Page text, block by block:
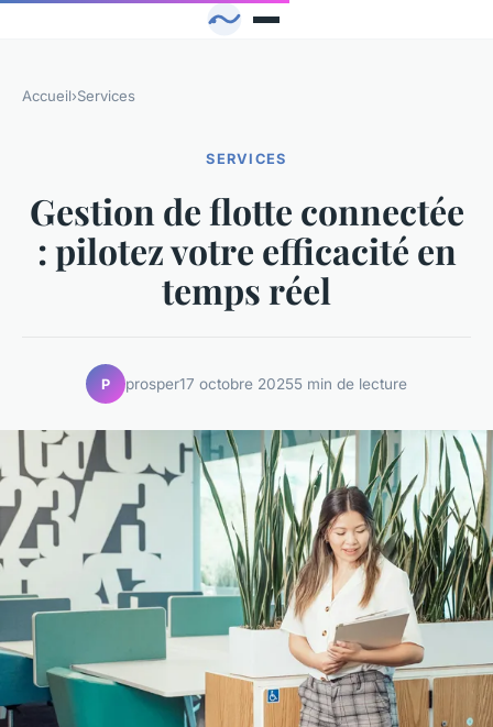
Accueil›Services
SERVICES
Gestion de flotte connectée
: pilotez votre efficacité en
temps réel
P prosper17 octobre 20255 min de lecture